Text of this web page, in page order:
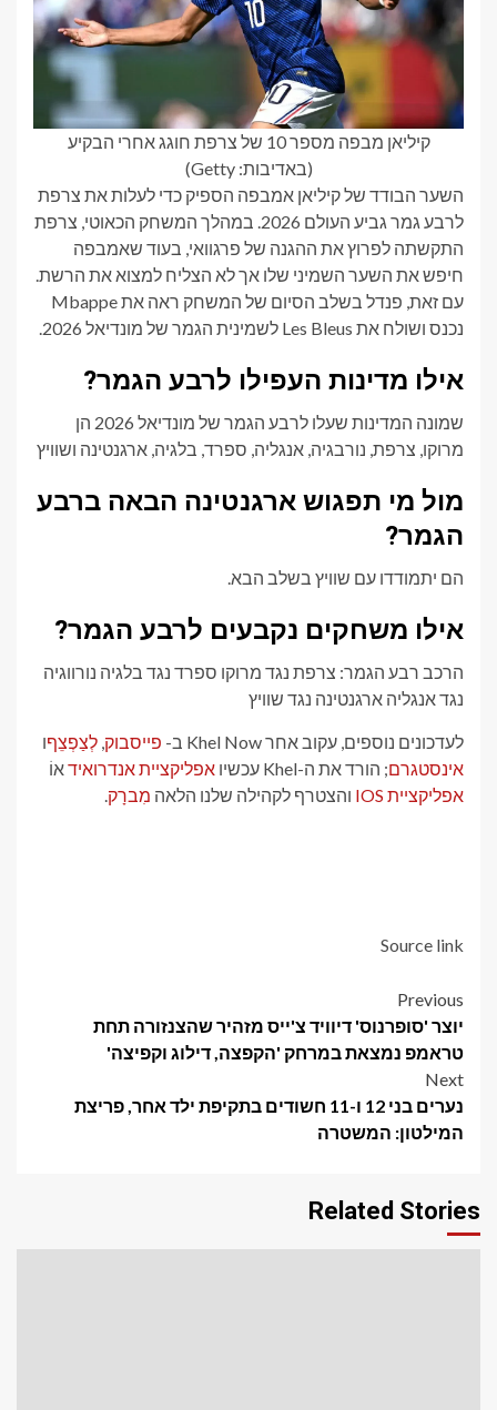
קיליאן מבפה מספר 10 של צרפת חוגג אחרי הבקיע
(באדיבות: Getty)
השער הבודד של קיליאן אמבפה הספיק כדי לעלות את צרפת
לרבע גמר גביע העולם 2026. במהלך המשחק הכאוטי, צרפת
התקשתה לפרוץ את ההגנה של פרגוואי, בעוד שאמבפה
חיפש את השער השמיני שלו אך לא הצליח למצוא את הרשת.
עם זאת, פנדל בשלב הסיום של המשחק ראה את Mbappe
נכנס ושולח את Les Bleus לשמינית הגמר של מונדיאל 2026.
אילו מדינות העפילו לרבע הגמר?
שמונה המדינות שעלו לרבע הגמר של מונדיאל 2026 הן
מרוקו, צרפת, נורבגיה, אנגליה, ספרד, בלגיה, ארגנטינה ושוויץ
מול מי תפגוש ארגנטינה הבאה ברבע
הגמר?
הם יתמודדו עם שוויץ בשלב הבא.
אילו משחקים נקבעים לרבע הגמר?
הרכב רבע הגמר: צרפת נגד מרוקו ספרד נגד בלגיה נורווגיה
נגד אנגליה ארגנטינה נגד שוויץ
לעדכונים נוספים, עקוב אחר Khel Now ב- פייסבוק לְצַפְצֵףו
אינסטגרם; הורד את ה-Khel עכשיו אפליקציית אנדרואידאוֹ
אפליקציית IOS
והצטרף לקהילה שלנו הלאה מִברָק
Source link
Post
navigation
Previous
יוצר 'סופרנוס' דיוויד צ'ייס מזהיר שהצנזורה תחת
טראמפ נמצאת במרחק 'הקפצה, דילוג וקפיצה'
Next
נערים בני 12 ו-11 חשודים בתקיפת ילד אחר, פריצת
המילטון: המשטרה
Related Stories